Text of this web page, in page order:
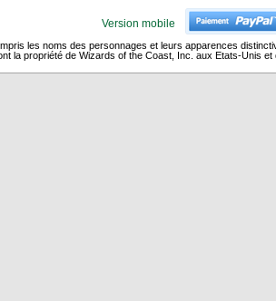
Version mobile
les noms des personnages et leurs apparences
la propriété de Wizards of the Coast, Inc. aux Etats-Unis